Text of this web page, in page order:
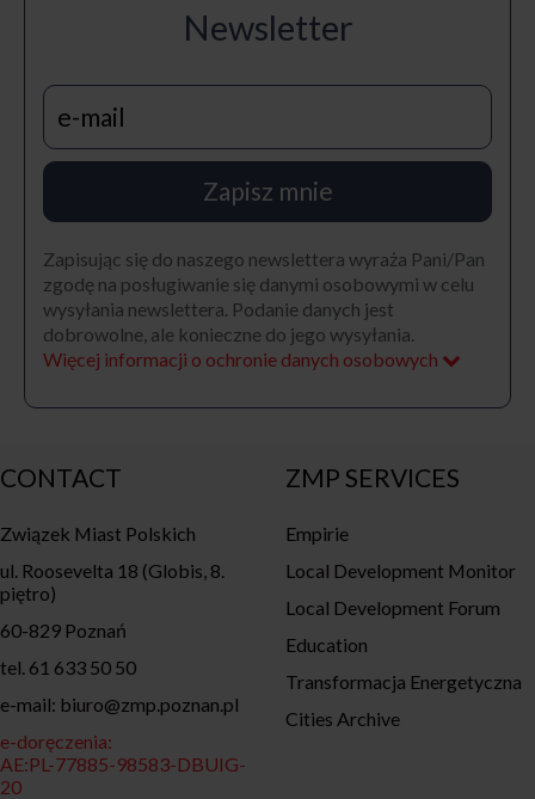
Newsletter
Zapisz mnie
Zapisując się do naszego newslettera wyraża Pani/Pan
zgodę na posługiwanie się danymi osobowymi w celu
wysyłania newslettera. Podanie danych jest
dobrowolne, ale konieczne do jego wysyłania.
Więcej informacji o ochronie danych osobowych
CONTACT
Związek Miast Polskich
ul. Roosevelta 18 (Globis, 8.
piętro)
60-829 Poznań
tel. 61 633 50 50
e-mail: biuro@zmp.poznan.pl
e-doręczenia:
AE:PL-77885-98583-DBUIG-
20
ZMP SERVICES
Empirie
Local Development Monitor
Local Development Forum
Education
Transformacja Energetyczna
Cities Archive